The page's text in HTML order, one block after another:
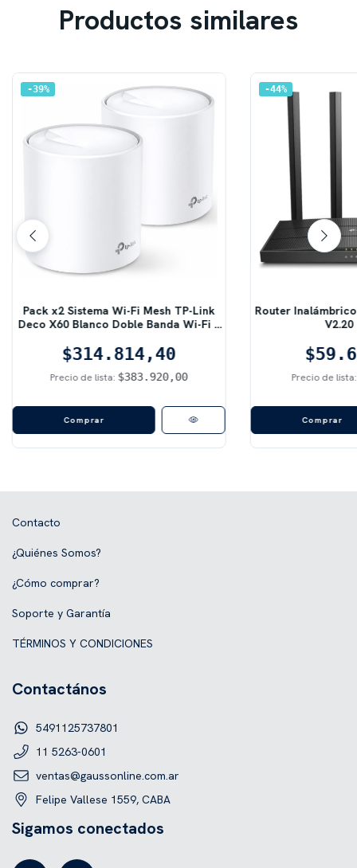
Productos similares
39%
Pack x2 Sistema Wi-Fi Mesh TP-Link
Deco X60 Blanco Doble Banda Wi-Fi 6
$314.814,40
Precio de lista: $383.920,00
44%
Router
Precio de
Contacto
¿Quiénes Somos?
¿Cómo comprar?
Soporte y Garantía
TÉRMINOS Y CONDICIONES
Contactános
5491125737801
11 5263-0601
ventas@gaussonline.com.ar
Felipe Vallese 1559, CABA
Sigamos conectados